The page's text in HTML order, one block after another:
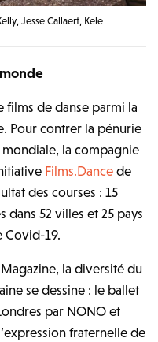
Jesse Callaert, Kele
films de danse parmi la
Pour contrer la pénurie
la compagnie
Films.Dance de
des courses : 15
dans 52 villes et 25 pays
Covid-19.
la diversité du
se dessine : le ballet
par NONO et
fraternelle de